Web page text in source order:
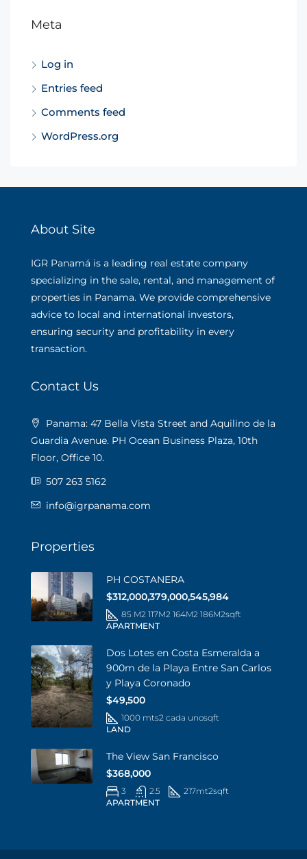
Meta
Log in
Entries feed
Comments feed
WordPress.org
About Site
IGR Panamá is a leading real estate company
specializing in the sale, rental, and management of
properties in Panama. We provide comprehensive
advice to local and international investors,
ensuring security and profitability in every
transaction.
Contact Us
Panama: 47 Bella Vista Street and Aquilino de la
Guardia Avenue. PH Ocean Business Plaza, 10th
Floor, Office 10.
507 263 5162
info@igrpanama.com
Properties
PH COSTANERA
$312,000,379,000,545,984
85 M2 117M2 164M2 186M2sqft
APARTMENT
Dos Lotes en Costa Esmeralda a
900m de la Playa Entre San Carlos
y Playa Coronado
$49,500
1000 mts2 cada unosqft
LAND
The View San Francisco
$368,000
3 2.5 217mt2sqft
APARTMENT